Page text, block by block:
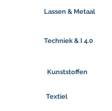
Lassen & Metaal
Techniek & I 4.0
Kunststoffen
Textiel